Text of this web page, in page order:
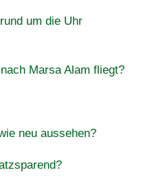
um die Uhr
Marsa Alam fliegt?
neu aussehen?